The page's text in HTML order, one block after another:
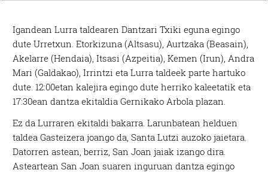
Igandean Lurra taldearen Dantzari Txiki eguna egingo
dute Urretxun. Etorkizuna (Altsasu), Aurtzaka (Beasain),
Akelarre (Hendaia), Itsasi (Azpeitia), Kemen (Irun), Andra
Mari (Galdakao), Irrintzi eta Lurra taldeek parte hartuko
dute. 12:00etan kalejira egingo dute herriko kaleetatik eta
17:30ean dantza ekitaldia Gernikako Arbola plazan.
Ez da Lurraren ekitaldi bakarra. Larunbatean helduen
taldea Gasteizera joango da, Santa Lutzi auzoko jaietara.
Datorren astean, berriz, San Joan jaiak izango dira.
Asteartean San Joan suaren inguruan dantza egingo